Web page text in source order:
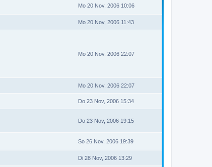
Mo 20 Nov, 2006 10:06
Mo 20 Nov, 2006 11:43
Mo 20 Nov, 2006 22:07
Mo 20 Nov, 2006 22:07
Do 23 Nov, 2006 15:34
Do 23 Nov, 2006 19:15
So 26 Nov, 2006 19:39
Di 28 Nov, 2006 13:29